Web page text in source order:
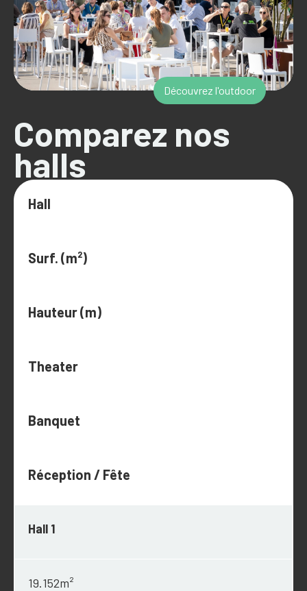
Découvrez l'outdoor
Comparez nos
halls
Hall
Surf. (m²)
Hauteur (m)
Theater
Banquet
Réception / Fête
Hall 1
19.152m²